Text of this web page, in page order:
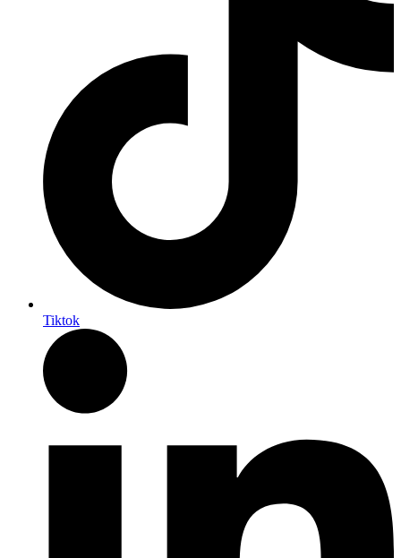
Tiktok